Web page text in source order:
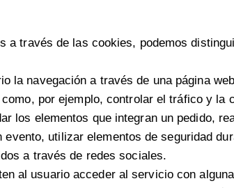
a través de las cookies, podemos
la navegación a través de una página
por ejemplo, controlar el tráfico y la
los elementos que integran un pedido,
utilizar elementos de seguridad
a través de redes sociales.
al usuario acceder al servicio con